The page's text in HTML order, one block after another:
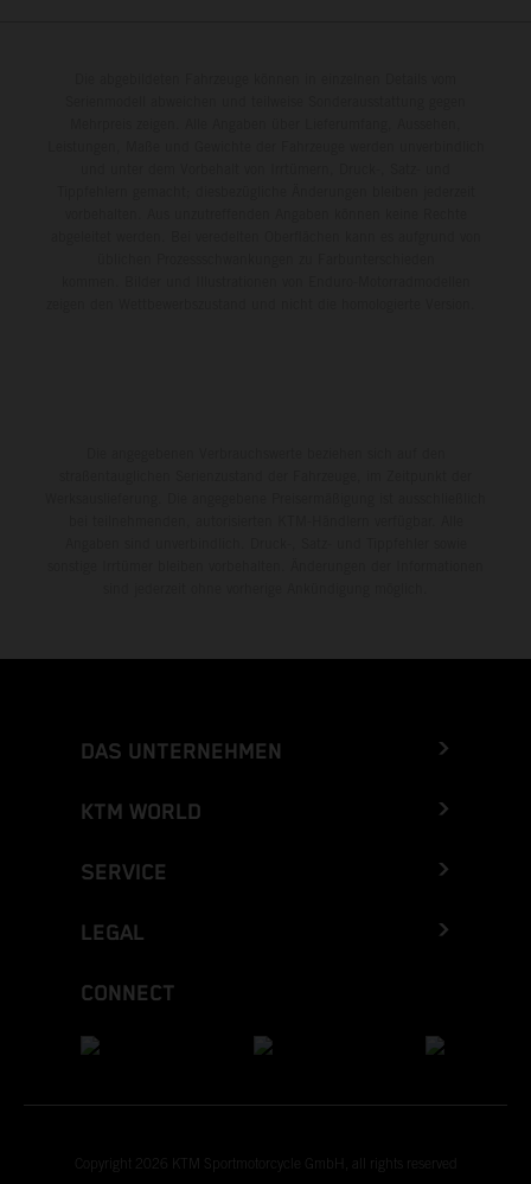
DAS UNTERNEHMEN
KTM WORLD
SERVICE
LEGAL
CONNECT
Copyright 2026 KTM Sportmotorcycle GmbH, all rights reserved